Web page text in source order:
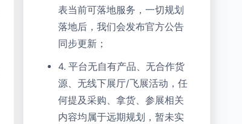
表当前可落地服务，一切规划
落地后，我们会发布官方公告
同步更新；
4. 平台无自有产品、无合作货
源、无线下展厅/飞展活动，任
何提及采购、拿货、参展相关
内容均属于远期规划，暂未实